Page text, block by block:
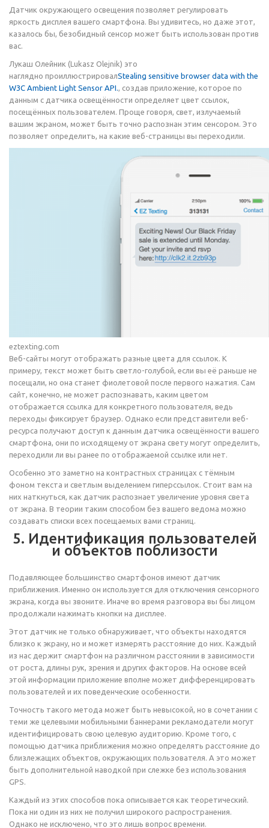
Датчик окружающего освещения позволяет регулировать
яркость дисплея вашего смартфона. Вы удивитесь, но даже этот,
казалось бы, безобидный сенсор может быть использован против
вас.
Лукаш Олейник (Lukasz Olejnik) это
наглядно проиллюстрировалStealing sensitive browser data with the
W3C Ambient Light Sensor API., создав приложение, которое по
данным с датчика освещённости определяет цвет ссылок,
посещённых пользователем. Проще говоря, свет, излучаемый
вашим экраном, может быть точно распознан этим сенсором. Это
позволяет определить, на какие веб-страницы вы переходили.
eztexting.com
Веб-сайты могут отображать разные цвета для ссылок. К
примеру, текст может быть светло-голубой, если вы её раньше не
посещали, но она станет фиолетовой после первого нажатия. Сам
сайт, конечно, не может распознавать, каким цветом
отображается ссылка для конкретного пользователя, ведь
переходы фиксирует браузер. Однако если представители веб-
ресурса получают доступ к данным датчика освещённости вашего
смартфона, они по исходящему от экрана свету могут определить,
переходили ли вы ранее по отображаемой ссылке или нет.
Особенно это заметно на контрастных страницах с тёмным
фоном текста и светлым выделением гиперссылок. Стоит вам на
них наткнуться, как датчик распознает увеличение уровня света
от экрана. В теории таким способом без вашего ведома можно
создавать списки всех посещаемых вами страниц.
5. Идентификация пользователей
и объектов поблизости
Подавляющее большинство смартфонов имеют датчик
приближения. Именно он используется для отключения сенсорного
экрана, когда вы звоните. Иначе во время разговора вы бы лицом
продолжали нажимать кнопки на дисплее.
Этот датчик не только обнаруживает, что объекты находятся
близко к экрану, но и может измерять расстояние до них. Каждый
из нас держит смартфон на различном расстоянии в зависимости
от роста, длины рук, зрения и других факторов. На основе всей
этой информации приложение вполне может дифференцировать
пользователей и их поведенческие особенности.
Точность такого метода может быть невысокой, но в сочетании с
теми же целевыми мобильными баннерами рекламодатели могут
идентифицировать свою целевую аудиторию. Кроме того, с
помощью датчика приближения можно определять расстояние до
близлежащих объектов, окружающих пользователя. А это может
быть дополнительной наводкой при слежке без использования
GPS.
Каждый из этих способов пока описывается как теоретический.
Пока ни один из них не получил широкого распространения.
Однако не исключено, что это лишь вопрос времени.